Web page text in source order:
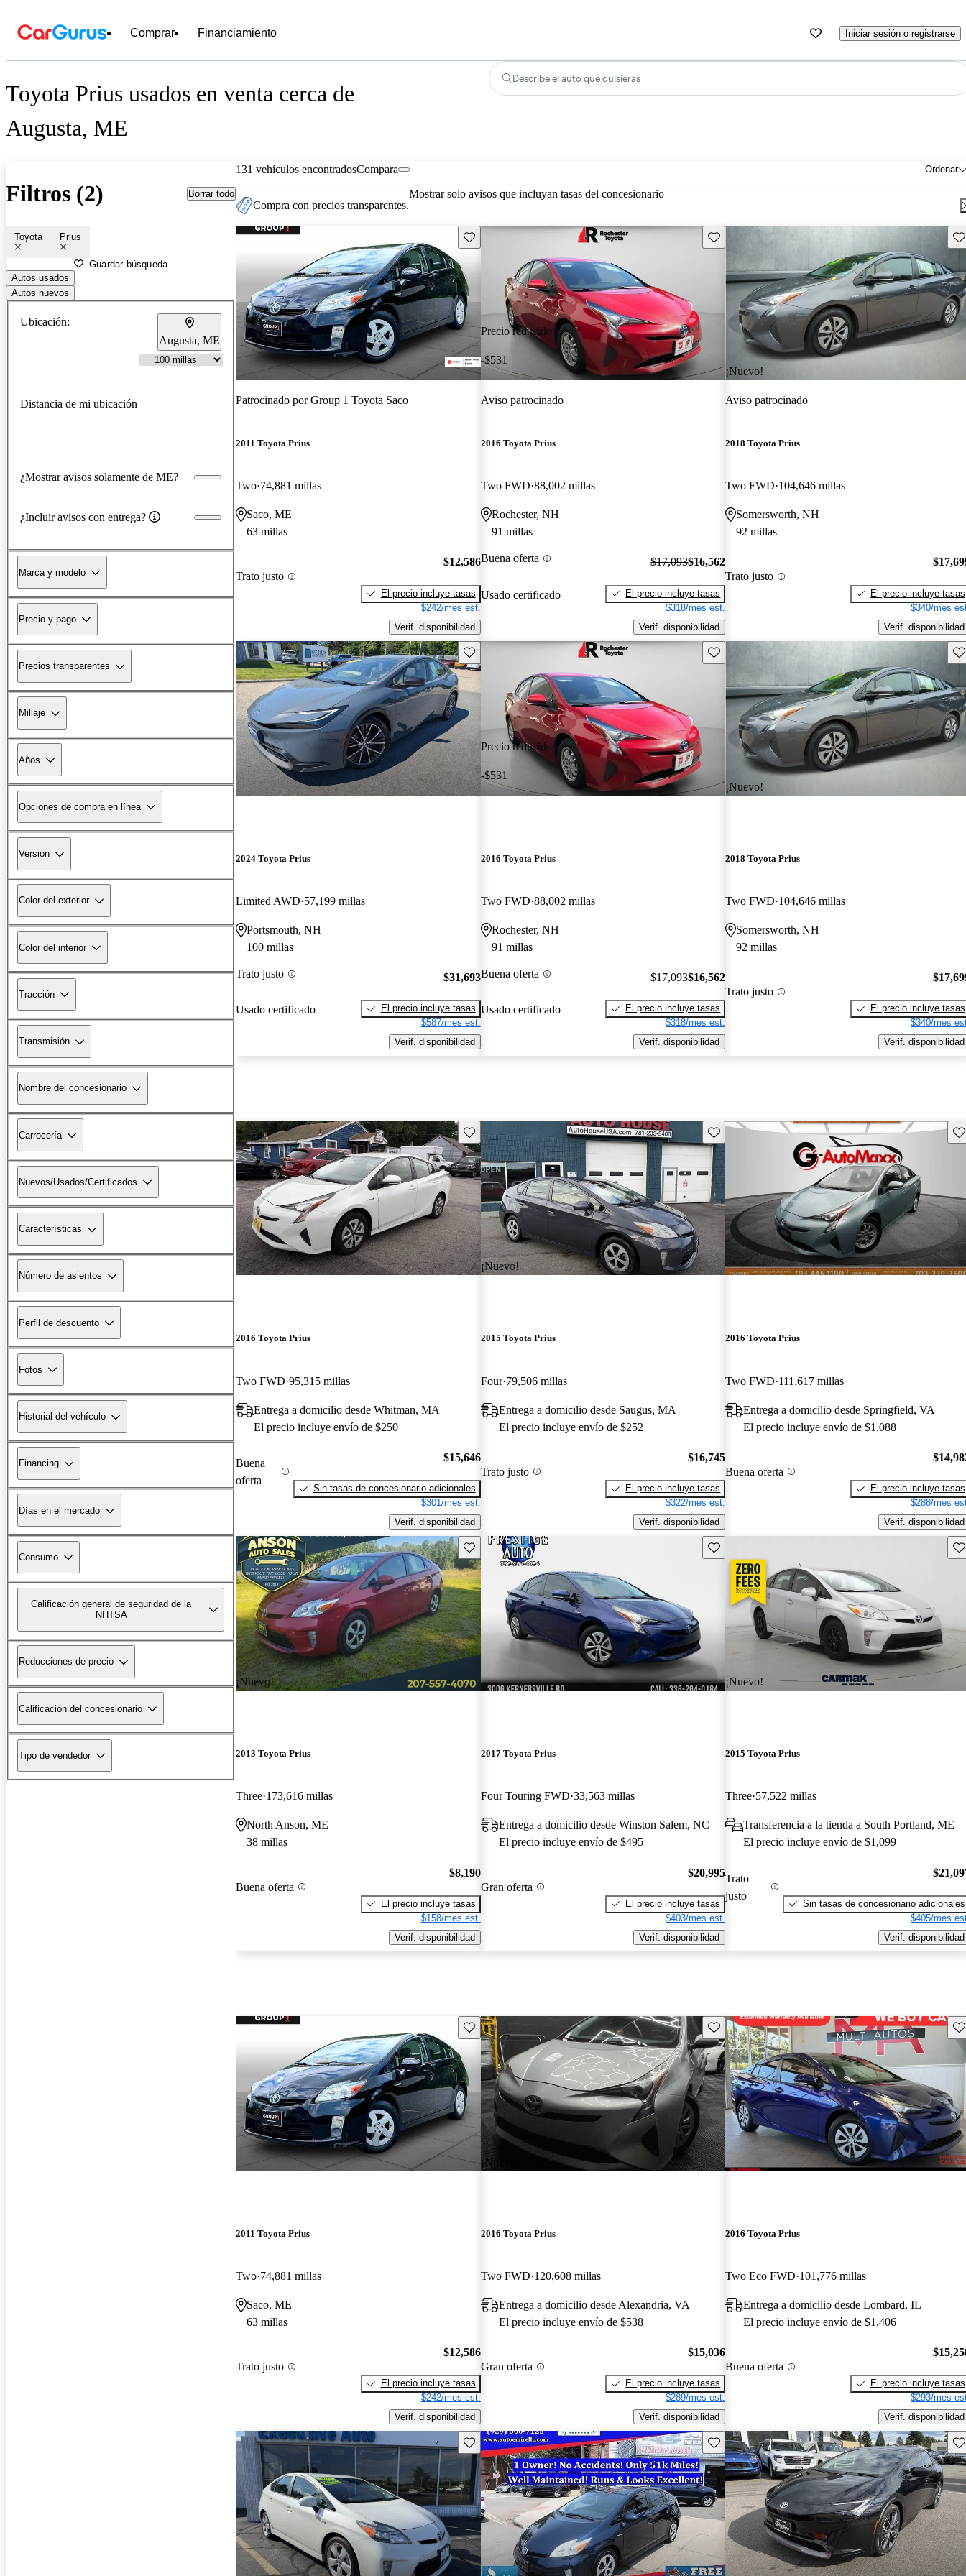
Comprar Financiamiento Iniciar sesión o registrarse
Toyota Prius usados en venta cerca de
Augusta, ME
Describe el auto que quisieras
Filtros (2) Borrar todo
Toyota Prius
Guardar búsqueda
Autos usados
Autos nuevos
Ubicación:
Augusta, ME
Distancia de mi ubicación
¿Mostrar avisos solamente de ME?
¿Incluir avisos con entrega?
Marca y modelo
Precio y pago
Precios transparentes
Millaje
Años
Opciones de compra en línea
Versión
Color del exterior
Color del interior
Tracción
Transmisión
Nombre del concesionario
Carrocería
Nuevos/Usados/Certificados
Características
Número de asientos
Perfil de descuento
Fotos
Historial del vehículo
Financing
Días en el mercado
Consumo
Calificación general de seguridad de la
NHTSA
Reducciones de precio
Calificación del concesionario
Tipo de vendedor
131 vehículos encontrados Ordenar
Compara
Compra con precios transparentes.
Mostrar solo avisos que incluyan tasas del concesionario
Guarda este Aviso
Patrocinado porGroup 1 Toyota Saco
2011 Toyota Prius
Two 74,881 millas
Saco, ME
63 millas
Trato justo
$12,586
El precio incluye tasas
$242/mes est.
Verif. disponibilidad
Precio reducido
-$531
Guarda este Aviso
Aviso patrocinado
2016 Toyota Prius
Two FWD 88,002 millas
Rochester, NH
91 millas
Buena oferta
Usado certificado
$17,093$16,562
El precio incluye tasas
$318/mes est.
Verif. disponibilidad
¡Nuevo!
Aviso patrocinado
2018 Toyota Prius
Two FWD 104,646 millas
Somersworth, NH
92 millas
Trato justo
El precio incluye tasas
$340/mes
Verif. disponibilidad
Guarda este Aviso
2024 Toyota Prius
Limited AWD 57,199 millas
Portsmouth, NH
100 millas
Trato justo
Usado certificado
$31,693
El precio incluye tasas
$587/mes est.
Verif. disponibilidad
Precio reducido
-$531
Guarda este Aviso
2016 Toyota Prius
Two FWD 88,002 millas
Rochester, NH
91 millas
Buena oferta
Usado certificado
$17,093$16,562
El precio incluye tasas
$318/mes est.
Verif. disponibilidad
¡Nuevo!
2018 Toyota Prius
Two FWD 104,646 millas
Somersworth, NH
92 millas
Trato justo
El precio incluye tasas
$340/mes
Verif. disponibilidad
Guarda este Aviso
2016 Toyota Prius
Two FWD 95,315 millas
Entrega a domicilio desde Whitman, MA
El precio incluye envío de $250
Buena
oferta
$15,646
Sin tasas de concesionario adicionales
$301/mes est.
Verif. disponibilidad
¡Nuevo!
Guarda este Aviso
2015 Toyota Prius
Four 79,506 millas
Entrega a domicilio desde Saugus, MA
El precio incluye envío de $252
Trato justo
$16,745
El precio incluye tasas
$322/mes est.
Verif. disponibilidad
2016 Toyota Prius
Two FWD 111,617 millas
Entrega a domicilio desde Springfield, VA
El precio incluye envío de $1,088
Buena oferta
El precio incluye tasas
$288/mes
Verif. disponibilidad
¡Nuevo!
Guarda este Aviso
2013 Toyota Prius
Three 173,616 millas
North Anson, ME
38 millas
Buena oferta
$8,190
El precio incluye tasas
$158/mes est.
Verif. disponibilidad
Guarda este Aviso
2017 Toyota Prius
Four Touring FWD 33,563 millas
Entrega a domicilio desde Winston Salem, NC
El precio incluye envío de $495
Gran oferta
$20,995
El precio incluye tasas
$403/mes est.
Verif. disponibilidad
¡Nuevo!
2015 Toyota Prius
Three 57,522 millas
Transferencia a la tienda a South Portland, ME
El precio incluye envío de $1,099
Trato
justo
Sin tasas de concesionario adicionales
$405/mes
Verif. disponibilidad
Guarda este Aviso
2011 Toyota Prius
Two 74,881 millas
Saco, ME
63 millas
Trato justo
$12,586
El precio incluye tasas
$242/mes est.
Verif. disponibilidad
¡Nuevo!
Guarda este Aviso
2016 Toyota Prius
Two FWD 120,608 millas
Entrega a domicilio desde Alexandria, VA
El precio incluye envío de $538
Gran oferta
$15,036
El precio incluye tasas
$289/mes est.
Verif. disponibilidad
2016 Toyota Prius
Two Eco FWD 101,776 millas
Entrega a domicilio desde Lombard, IL
El precio incluye envío de $1,406
Buena oferta
El precio incluye tasas
$293/mes
Verif. disponibilidad
Guarda este Aviso Guarda este Aviso